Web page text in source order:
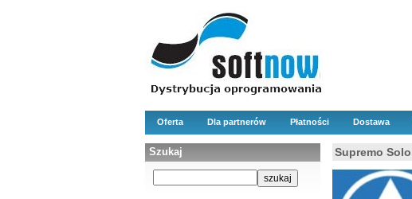
Oferta Dla partnerów Płatności Dostawa
Szukaj Supremo